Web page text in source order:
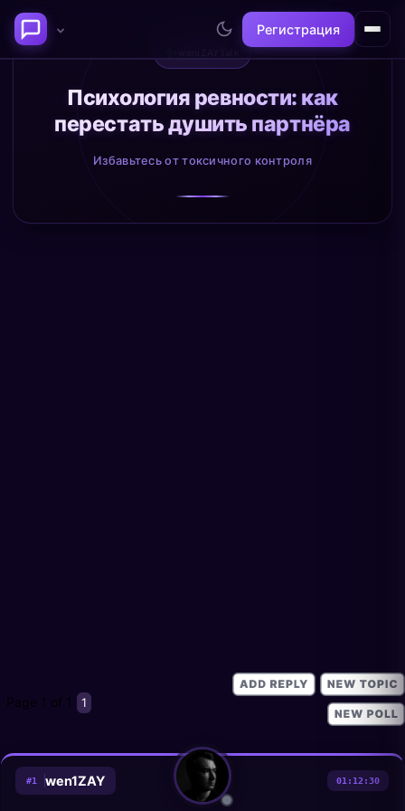
Регистрация
Последние темы
Философия сознания:
где граница между "я" и
Нейронаука и
реальность
Психология ревности: как
перестать душить партнёра
Избавьтесь от токсичного контроля
Page 1 of 1 1
#1 wen1ZAY 01:12:30